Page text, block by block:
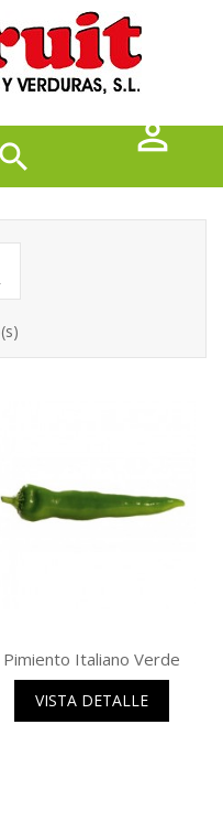


Pimiento Italiano Verde
VISTA DETALLE